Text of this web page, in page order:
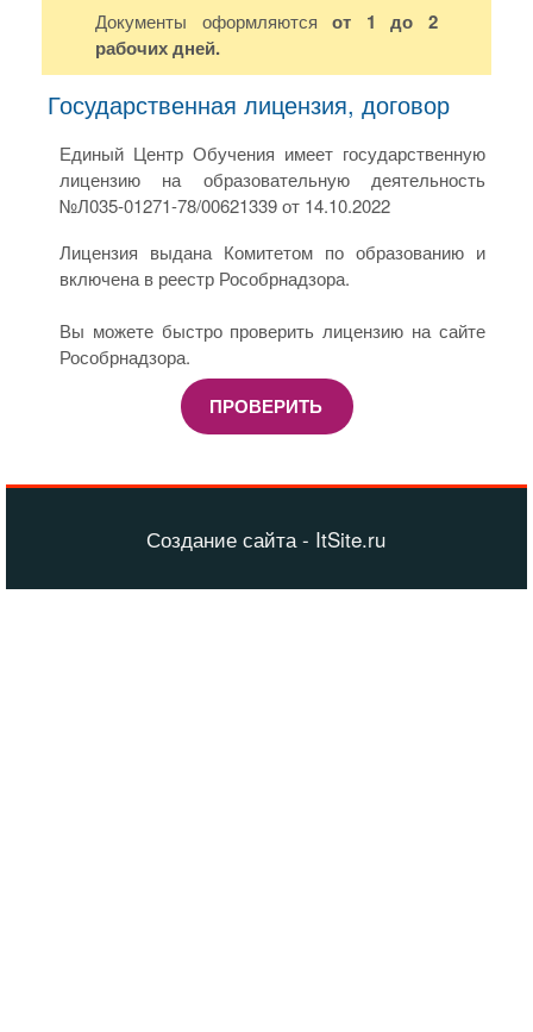
Документы оформляютсяот 1 до 2
рабочих дней.
Государственная лицензия, договор
Единый Центр Обучения имеет государственную
лицензию на образовательную деятельность
№Л035-01271-78/00621339 от 14.10.2022
Лицензия выдана Комитетом по образованию и
включена в реестр Рособрнадзора.
Вы можете быстро проверить лицензию на сайте
Рособрнадзора.
ПРОВЕРИТЬ
Создание сайта - ItSite.ru